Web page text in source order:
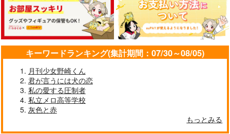
キーワードランキング(集計期間：07/30～08/05)
月刊少女野崎くん
君が言うには犬の恋
私の愛する圧制者
私立メロ高等学校
灰色と赤
もっとみる